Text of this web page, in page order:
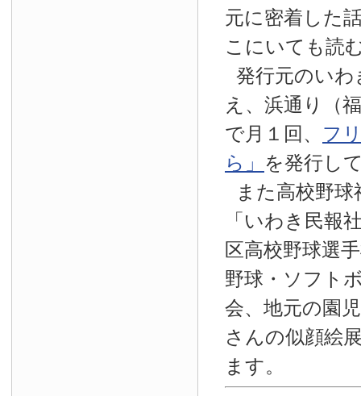
元に密着した
こにいても読
発行元のいわ
え、浜通り（
で月１回、 フ
ら」 を発行し
また高校野
「いわき民報
区高校野球選
野球・ソフト
会、地元の園
さんの似顔絵
ます。